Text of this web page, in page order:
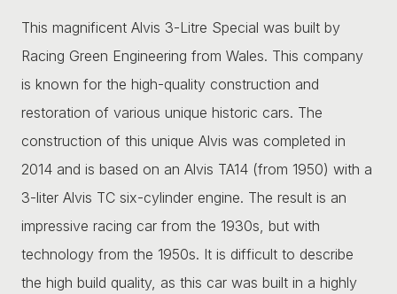
This magnificent Alvis 3-Litre Special was built by
Racing Green Engineering from Wales. This company
is known for the high-quality construction and
restoration of various unique historic cars. The
construction of this unique Alvis was completed in
2014 and is based on an Alvis TA14 (from 1950) with a
3-liter Alvis TC six-cylinder engine. The result is an
impressive racing car from the 1930s, but with
technology from the 1950s. It is difficult to describe
the high build quality, as this car was built in a highly